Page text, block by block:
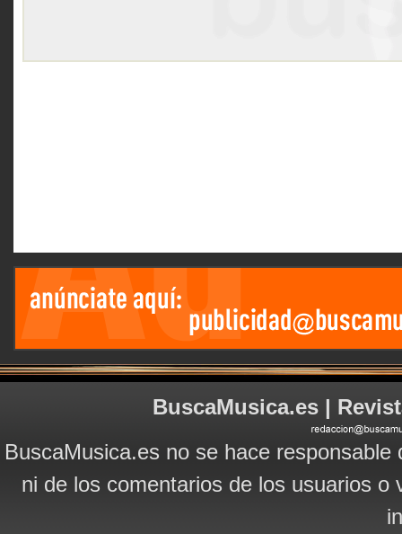
BuscaMusica.es |
BuscaMusica.es no se hace
ni de los comentarios de los usuarios